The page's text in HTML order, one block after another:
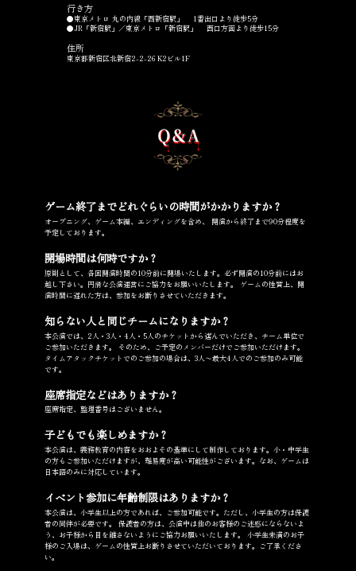
行き方
●東京メトロ 丸の内線「西新宿駅」 1番出口より徒歩5分
●JR「新宿駅」／東京メトロ「新宿駅」 西口方面より徒歩15分
住所
東京都新宿区北新宿2-2-26 K2ビル1F
ゲーム終了までどれぐらいの時間がかかりますか？
オープニング、ゲーム本編、エンディングを含め、 開演から終了まで90分程度を
予定しております。
開場時間は何時ですか？
原則として、各回開演時間の10分前に開場いたします。必ず開演の10分前にはお
越し下さい。円滑な公演運営にご協力をお願いいたします。 ゲームの性質上、開
演時間に遅れた方は、参加をお断りさせていただきます。
知らない人と同じチームになりますか？
本公演では、2人・3人・4人・5人のチケットから選んでいただき、チーム単位で
ご参加いただきます。 そのため、ご予定のメンバーだけでご参加いただけます。
タイムアタックチケットでのご参加の場合は、3人〜最大4人でのご参加のみ可能
です。
座席指定などはありますか？
座席指定、整理番号はございません。
子どもでも楽しめますか？
本公演は、義務教育の内容をおおよその基準にして制作しております。小・中学生
の方もご参加いただけますが、難易度が高い可能性がございます。なお、ゲームは
日本語のみに対応しています。
イベント参加に年齢制限はありますか？
本公演は、小学生以上の方であれば、ご参加可能です。ただし、小学生の方は保護
者の同伴が必要です。 保護者の方は、公演中は他のお客様のご迷惑にならないよ
う、お子様から目を離さないようにご協力お願いいたします。 小学生未満のお子
様のご入場は、ゲームの性質上お断りさせていただいております。ご了承くださ
い。